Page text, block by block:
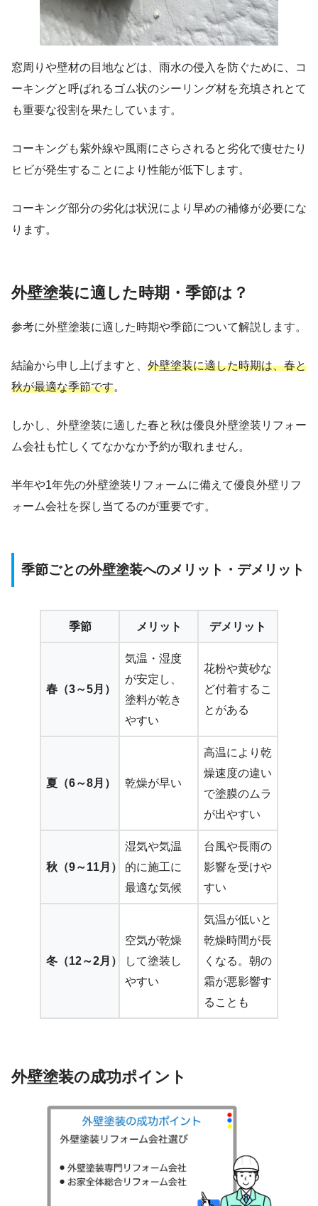
窓周りや壁材の目地などは、雨水の侵入を防ぐために、コ
ーキングと呼ばれるゴム状のシーリング材を充填されとて
も重要な役割を果たしています。
コーキングも紫外線や風雨にさらされると劣化で痩せたり
ヒビが発生することにより性能が低下します。
コーキング部分の劣化は状況により早めの補修が必要にな
ります。
外壁塗装に適した時期・季節は？
参考に外壁塗装に適した時期や季節について解説します。
結論から申し上げますと、 外壁塗装に適した時期は、春と
秋が最適な季節です。
しかし、外壁塗装に適した春と秋は優良外壁塗装リフォー
ム会社も忙しくてなかなか予約が取れません。
半年や1年先の外壁塗装リフォームに備えて優良外壁リフ
ォーム会社を探し当てるのが重要です。
季節ごとの外壁塗装へのメリット・デメリット
季節 メリット デメリット
春（3～5月）
気温・湿度
が安定し、
塗料が乾き
やすい
花粉や黄砂な
ど付着するこ
とがある
夏（6～8月） 乾燥が早い
高温により乾
燥速度の違い
で塗膜のムラ
が出やすい
秋（9～11月）
湿気や気温
的に施工に
最適な気候
台風や長雨の
影響を受けや
すい
冬（12～2月）
空気が乾燥
して塗装し
やすい
気温が低いと
乾燥時間が長
くなる。朝の
霜が悪影響す
ることも
外壁塗装の成功ポイント